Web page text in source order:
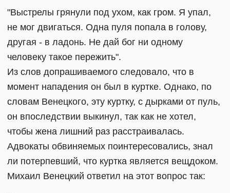
"Выстрелы грянули под ухом, как гром. Я упал,
не мог двигаться. Одна пуля попала в голову,
другая - в ладонь. Не дай бог ни одному
человеку такое пережить".
Из слов допрашиваемого следовало, что в
момент нападения он был в куртке. Однако, по
словам Венецкого, эту куртку, с дырками от пуль,
он впоследствии выкинул, так как не хотел,
чтобы жена лишний раз расстраивалась.
Адвокаты обвиняемых поинтересовались, знал
ли потерпевший, что куртка является вещдоком.
Михаил Венецкий ответил на этот вопрос так: